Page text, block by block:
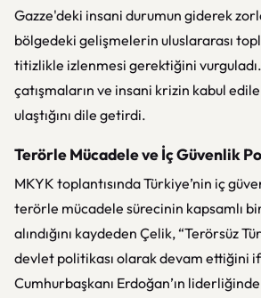
Gazze'deki insani durumun giderek
bölgedeki gelişmelerin uluslararası
titizlikle izlenmesi gerektiğini vurguladı.
çatışmaların ve insani krizin kabul
ulaştığını dile getirdi.
Terörle Mücadele ve İç Güvenlik
MKYK toplantısında Türkiye’nin iç
terörle mücadele sürecinin kapsamlı
alındığını kaydeden Çelik, “Terörsüz
devlet politikası olarak devam ettiğini
Cumhurbaşkanı Erdoğan’ın